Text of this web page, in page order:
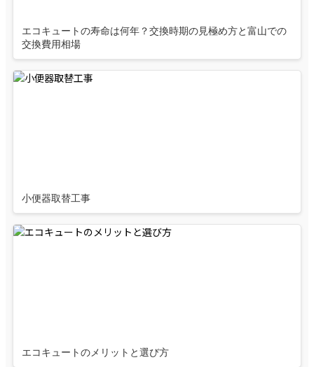
エコキュートの寿命は何年？交換時期の見極め方と富山での
交換費用相場
小便器取替工事
エコキュートのメリットと選び方